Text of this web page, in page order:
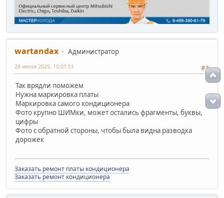
wartandax
Администратор
#1
28 июня 2025, 10:01:51
Так врядли поможем
Нужна маркировка платы
Маркировка самого кондиционера
Фото крупно ШИМки, может остались фрагменты, буквы,
цифры
Фото с обратной стороны, чтобы была видна разводка
дорожек
Заказать ремонт платы кондиционера
Заказать ремонт кондиционера